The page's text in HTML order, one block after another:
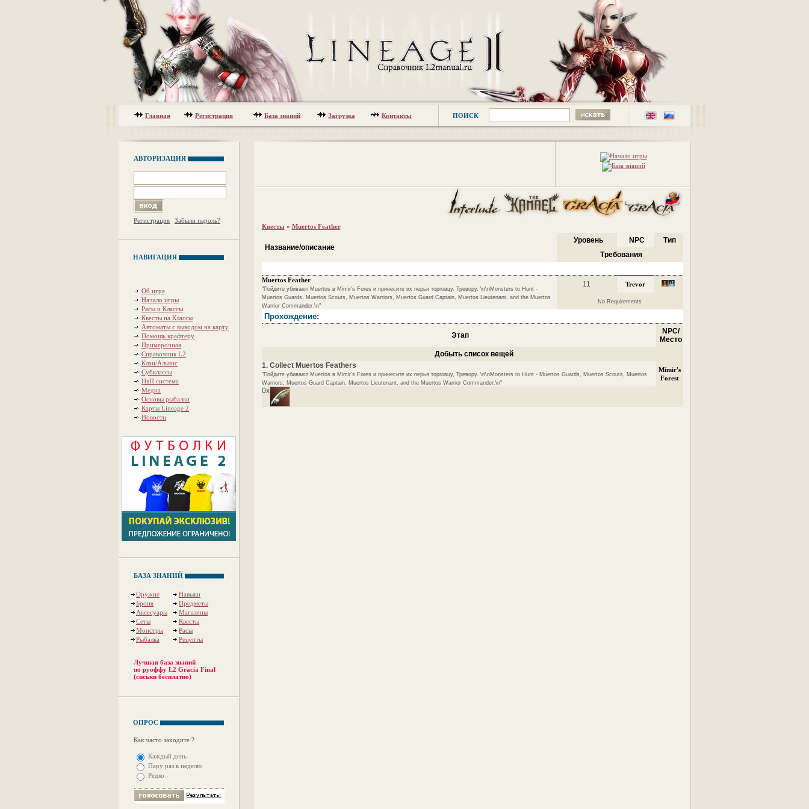
Главная Регистрация База знаний Загрузка Контакты ПОИСК
АВТОРИЗАЦИЯ
Регистрация Забыли пароль?
НАВИГАЦИЯ
Об игре
Начало игры
Расы и Классы
Квесты на Классы
Автоматы с выводом на карту
Помощь крафтеру
Примерочная
Справочник L2
Клан/Альянс
Субклассы
ПвП система
Медиа
Основы рыбалки
Карты Lineage 2
Новости
БАЗА ЗНАНИЙ
Оружие
Навыки
Броня
Предметы
Аксесуары
Магазины
Сеты
Квесты
Монстры
Расы
Рыбалка
Рецепты
Лучшая база знаний
по руоффу L2 Gracia Final
(сиськи бесплатно)
ОПРОС
Как часто заходите ?
Каждый день
Пару раз в неделю
Редко
Квесты » Muertos Feather
Название/описание
Уровень NPC
Тип
Требования
Muertos Feather
"Пойдите убивают Muertos в Mimir's Fores и принесите их перья торговцу, Тревору. \n\nMonsters to Hunt -
Muertos Guards, Muertos Scouts, Muertos Warriors, Muertos Guard Captain, Muertos Lieutenant, and the Muertos
Warrior Commander.\n"
11 Trevor
No Requirements
Прохождение:
Этап
NPC/
Место
Добыть список вещей
1. Collect Muertos Feathers
"Пойдите убивают Muertos в Mimir's Fores и принесите их перья торговцу, Тревору. \n\nMonsters to Hunt - Muertos Guards, Muertos Scouts, Muertos
Warriors, Muertos Guard Captain, Muertos Lieutenant, and the Muertos Warrior Commander.\n"
Mimir's
Forest
0x